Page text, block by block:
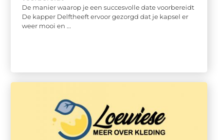
De manier waarop je een succesvolle date voorbereidt
De kapper Delftheeft ervoor gezorgd dat je kapsel er
weer mooi en ...